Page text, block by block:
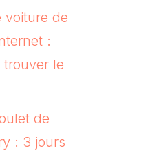
voiture de
:
le
de
: 3 jours